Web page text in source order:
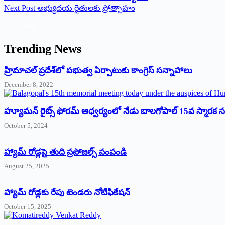
Next Post అభ్యుదయ రైతులకు ప్రోత్సాహం
Trending News
‌హ్రిమాచల్‌ ‌ప్రదేశ్‌లో పభుత్వ ఏర్పాటుకు కాంగ్రెస్‌ ‌సన్నాహాలు
December 8, 2022
హ్యూమన్‌ రైట్స్‌ ఫోరమ్‌ ఆధ్వర్యంలో నేడు బాలగోపాల్‌ 15వ స్మారక
October 5, 2024
హ్యామ్‌ రోడ్లపై తుది ప్రపోజల్స్‌ పంపండి
August 25, 2025
హ్యామ్‌ రోడ్లకు రేపు టెండరు నోటిఫికేషన్‌
October 15, 2025